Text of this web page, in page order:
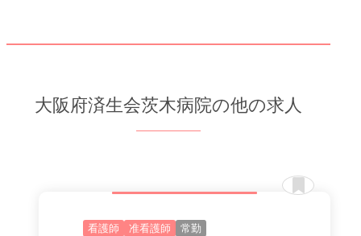
大阪府済生会茨木病院の他の求人
看護師 准看護師 常勤